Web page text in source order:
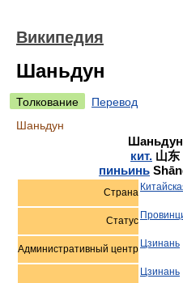
Википедия
Шаньдун
Толкование
Перевод
Шаньдун
Шаньдун
кит. 山东
пиньинь
Страна
Статус
Административный центр Цзинань
Цзинань